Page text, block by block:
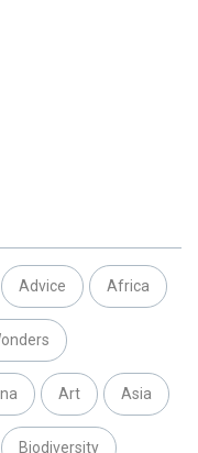
Advice Africa
Art Asia
Biodiversity